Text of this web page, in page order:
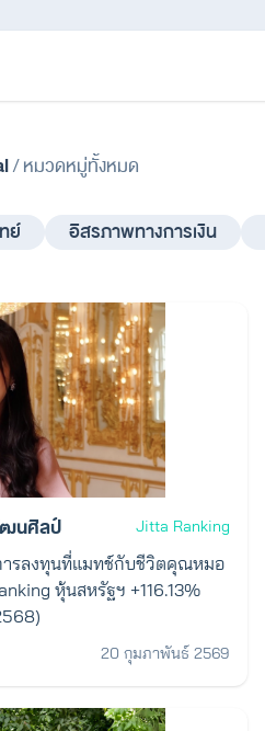
/หมวดหมู่ทั้งหมด
ย์ อิสรภาพทางการเงิน
นศิลป์ Jitta Ranking
รลงทุนที่แมทช์กับชีวิตคุณหมอ
หุ้นสหรัฐฯ +116.13%
20 กุมภาพันธ์ 2569